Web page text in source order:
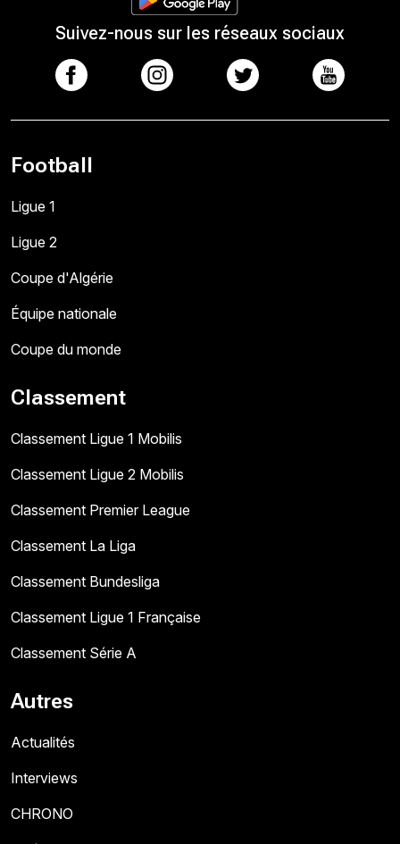
Suivez-nous sur les réseaux sociaux
Football
Ligue 1
Ligue 2
Coupe d'Algérie
Équipe nationale
Coupe du monde
Classement
Classement Ligue 1 Mobilis
Classement Ligue 2 Mobilis
Classement Premier League
Classement La Liga
Classement Bundesliga
Classement Ligue 1 Française
Classement Série A
Autres
Actualités
Interviews
CHRONO